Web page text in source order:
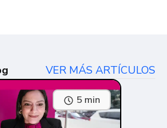
VER MÁS ARTÍCULOS
5 min